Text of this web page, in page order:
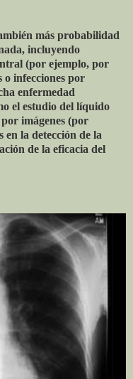
más probabilidad
incluyendo
(por ejemplo, por
o infecciones por
enfermedad
el estudio del líquido
imágenes (por
en la detección de la
de la eficacia del